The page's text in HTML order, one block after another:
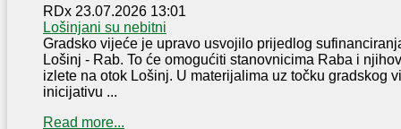
RDx 23.07.2026 13:01
Lošinjani su nebitni
Gradsko vijeće je upravo usvojilo prijedlog
Lošinj - Rab. To će omogućiti stanovnicima Raba i
izlete na otok Lošinj. U materijalima uz točku gradskog
inicijativu ...
Read more...